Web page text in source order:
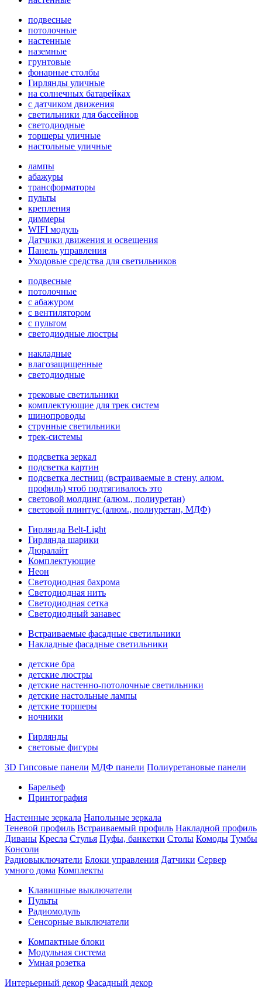
подвесные
потолочные
настенные
наземные
грунтовые
фонарные столбы
Гирлянды уличные
на солнечных батарейках
с датчиком движения
светильники для бассейнов
светодиодные
торшеры уличные
настольные уличные
лампы
абажуры
трансформаторы
пульты
крепления
диммеры
WIFI модуль
Датчики движения и освещения
Панель управления
Уходовые средства для светильников
подвесные
потолочные
с абажуром
с вентилятором
с пультом
светодиодные люстры
накладные
влагозащищенные
светодиодные
трековые светильники
комплектующие для трек систем
шинопроводы
струнные светильники
трек-системы
подсветка зеркал
подсветка картин
подсветка лестниц (встраиваемые в стену, алюм.
профиль) чтоб подтягивалось это
световой молдинг (алюм., полиуретан)
световой плинтус (алюм., полиуретан, МДФ)
Гирлянда Belt-Light
Гирлянда шарики
Дюралайт
Комплектующие
Неон
Светодиодная бахрома
Светодиодная нить
Светодиодная сетка
Светодиодный занавес
Встраиваемые фасадные светильники
Накладные фасадные светильники
детские бра
детские люстры
детские настенно-потолочные светильники
детские настольные лампы
детские торшеры
ночники
Гирлянды
световые фигуры
3D Гипсовые панели МДФ панели Полиуретановые панели
Барельеф
Принтография
Настенные зеркала Напольные зеркала
Теневой профиль Встраиваемый профиль Накладной профиль
Диваны Кресла Стулья Пуфы, банкетки Столы Комоды Тумбы
Консоли
Радиовыключатели Блоки управления Датчики Сервер
умного дома Комплекты
Клавишные выключатели
Пульты
Радиомодуль
Сенсорные выключатели
Компактные блоки
Модульная система
Умная розетка
Интерьерный декор Фасадный декор